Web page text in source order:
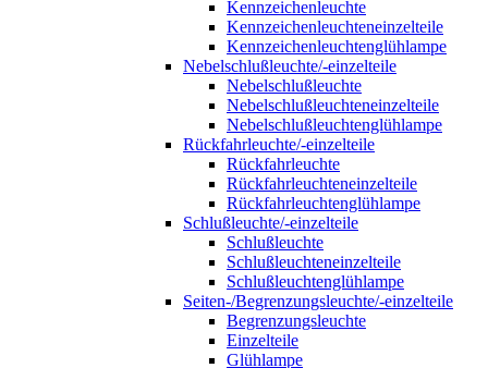
Kennzeichenleuchte
Kennzeichenleuchteneinzelteile
Kennzeichenleuchtenglühlampe
Nebelschlußleuchte/-einzelteile
Nebelschlußleuchte
Nebelschlußleuchteneinzelteile
Nebelschlußleuchtenglühlampe
Rückfahrleuchte/-einzelteile
Rückfahrleuchte
Rückfahrleuchteneinzelteile
Rückfahrleuchtenglühlampe
Schlußleuchte/-einzelteile
Schlußleuchte
Schlußleuchteneinzelteile
Schlußleuchtenglühlampe
Seiten-/Begrenzungsleuchte/-einzelteile
Begrenzungsleuchte
Einzelteile
Glühlampe